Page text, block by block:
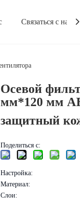
Связаться с нами
Осевой
мм*120 мм
защитный
Поделиться с:
Настройка:
Материал:
Слои: